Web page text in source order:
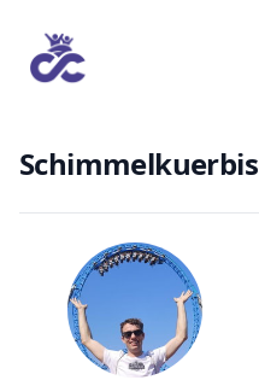
Schimmelkuerbis